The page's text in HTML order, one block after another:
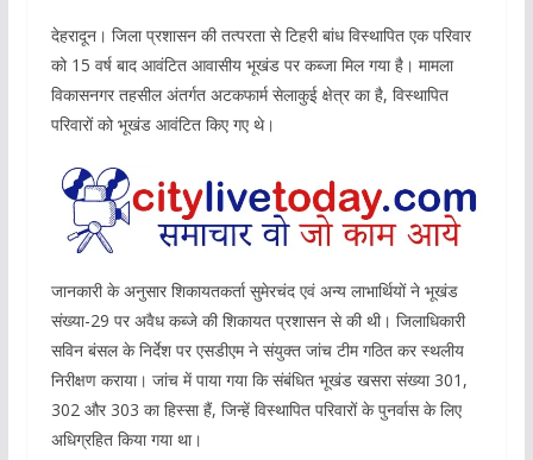
देहरादून। जिला प्रशासन की तत्परता से टिहरी बांध विस्थापित एक परिवार
को 15 वर्ष बाद आवंटित आवासीय भूखंड पर कब्जा मिल गया है। मामला
विकासनगर तहसील अंतर्गत अटकफार्म सेलाकुई क्षेत्र का है, विस्थापित
परिवारों को भूखंड आवंटित किए गए थे।
जानकारी के अनुसार शिकायतकर्ता सुमेरचंद एवं अन्य लाभार्थियों ने भूखंड
संख्या-29 पर अवैध कब्जे की शिकायत प्रशासन से की थी। जिलाधिकारी
सविन बंसल के निर्देश पर एसडीएम ने संयुक्त जांच टीम गठित कर स्थलीय
निरीक्षण कराया। जांच में पाया गया कि संबंधित भूखंड खसरा संख्या 301,
302 और 303 का हिस्सा हैं, जिन्हें विस्थापित परिवारों के पुनर्वास के लिए
अधिग्रहित किया गया था।